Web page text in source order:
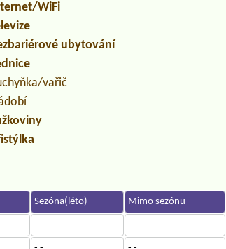
WiFi
ubytování
vařič
Sezóna(léto) Mimo sezónu
- - - -